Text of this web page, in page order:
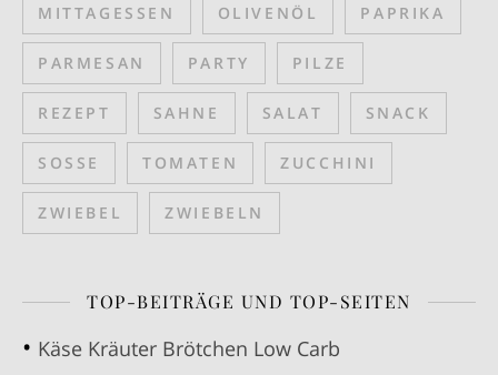
MITTAGESSEN OLIVENÖL PAPRIKA
PARMESAN PARTY PILZE
REZEPT SAHNE SALAT SNACK
SOSSE TOMATEN ZUCCHINI
ZWIEBEL ZWIEBELN
TOP-BEITRÄGE UND TOP-SEITEN
Käse Kräuter Brötchen Low Carb